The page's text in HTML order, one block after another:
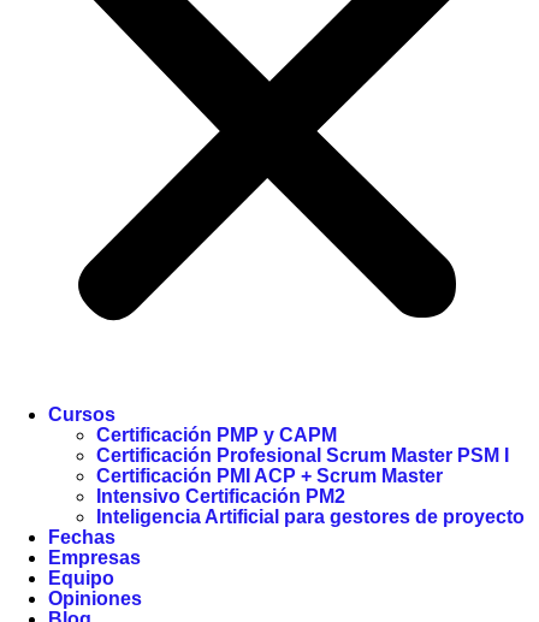
Cursos
Certificación PMP y CAPM
Certificación Profesional Scrum Master PSM I
Certificación PMI ACP + Scrum Master
Intensivo Certificación PM2
Inteligencia Artificial para gestores de proyecto
Fechas
Empresas
Equipo
Opiniones